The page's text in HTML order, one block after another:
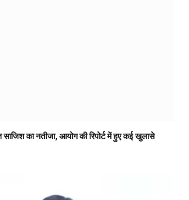
साजिश का नतीजा, आयोग की रिपोर्ट में हुए कई खुलासे